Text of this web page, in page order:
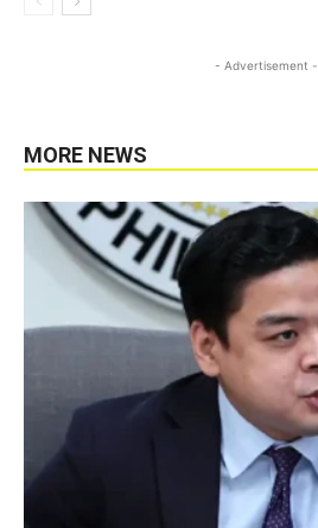
- Advertisement -
MORE NEWS